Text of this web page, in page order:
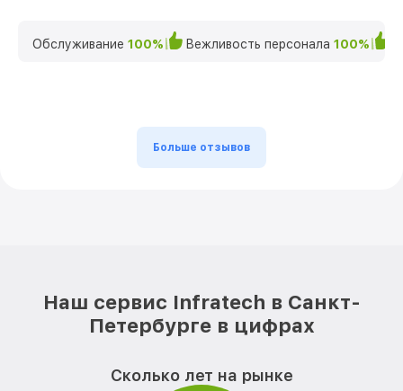
Обслуживание 100% Вежливость персонала 100%
Больше отзывов
Наш сервис Infratech в Санкт-
Петербурге в цифрах
Сколько лет на рынке